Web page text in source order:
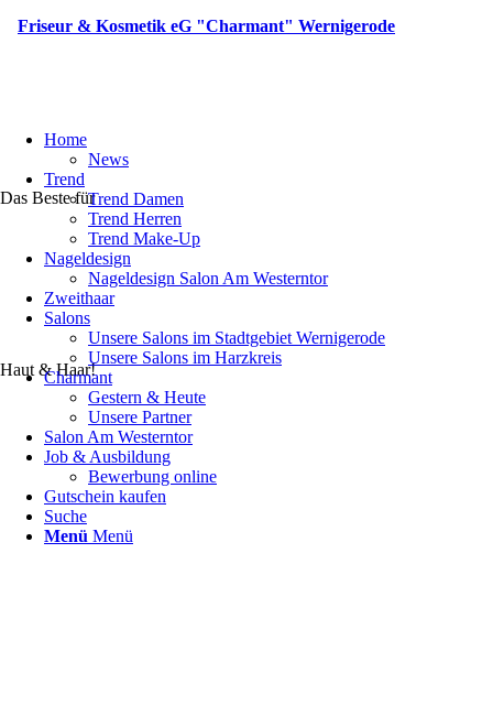
Das Beste für
Haut & Haar!
Home
News
Trend
Trend Damen
Trend Herren
Trend Make-Up
Nageldesign
Nageldesign Salon Am Westerntor
Zweithaar
Salons
Unsere Salons im Stadtgebiet Wernigerode
Unsere Salons im Harzkreis
Charmant
Gestern & Heute
Unsere Partner
Salon Am Westerntor
Job & Ausbildung
Bewerbung online
Gutschein kaufen
Suche
Menü Menü